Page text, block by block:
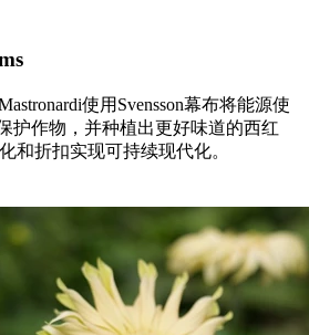
使用Svensson幕布将能源使
护作物，并种植出更好味道的西红
和折扣实现可持续现代化。